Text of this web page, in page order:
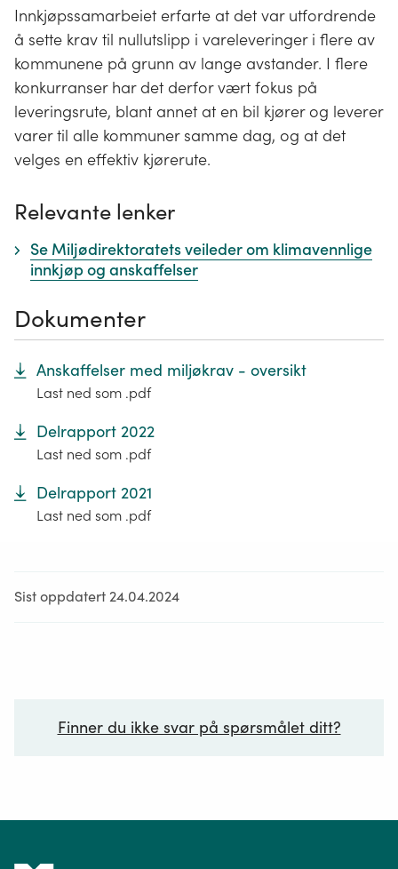
Innkjøpssamarbeiet erfarte at det var utfordrende
å sette krav til nullutslipp i vareleveringer i flere av
kommunene på grunn av lange avstander. I flere
konkurranser har det derfor vært fokus på
leveringsrute, blant annet at en bil kjører og leverer
varer til alle kommuner samme dag, og at det
velges en effektiv kjørerute.
Relevante lenker
Se Miljødirektoratets veileder om klimavennlige
innkjøp og anskaffelser
Dokumenter
Anskaffelser med miljøkrav - oversikt
Last ned som .pdf
Delrapport 2022
Last ned som .pdf
Delrapport 2021
Last ned som .pdf
Sist oppdatert 24.04.2024
Finner du ikke svar på spørsmålet ditt?